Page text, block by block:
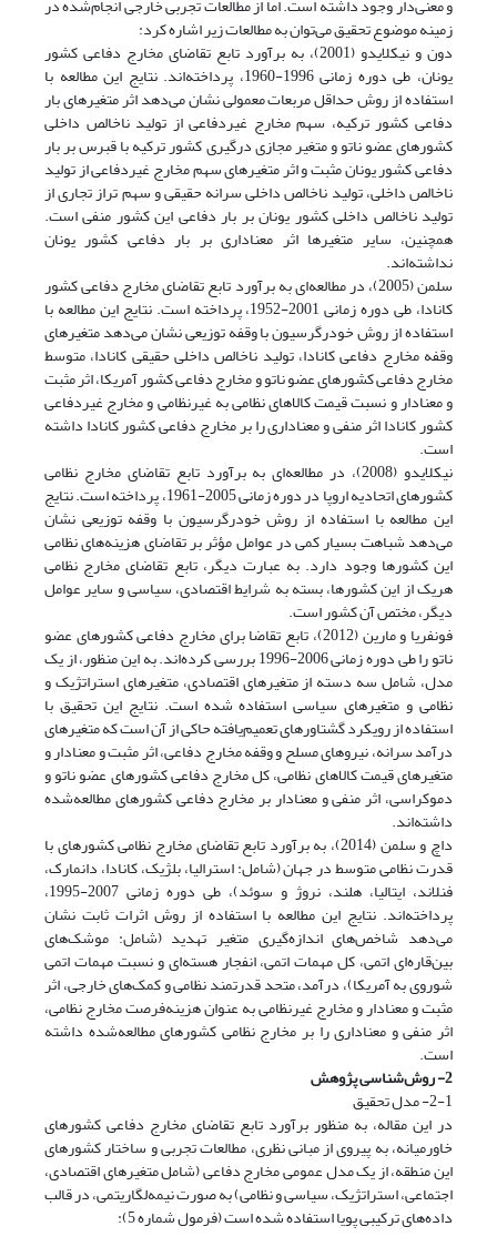
و معنی‌دار وجود داشته است. اما از مطالعات تجربی خارجی انجام‌شده در
زمینه موضوع تحقیق می‌توان به مطالعات زیر اشاره کرد:
دون و نیکلایدو (2001)، به برآورد تابع تقاضای مخارج دفاعی کشور
یونان، طی دوره زمانی 1996-1960، پرداخته‌اند. نتایج این مطالعه با
استفاده از روش حداقل مربعات معمولی نشان می‌دهد اثر متغیرهای بار
دفاعی کشور ترکیه، سهم مخارج غیردفاعی از تولید ناخالص داخلی
کشورهای عضو ناتو و متغیر مجازی درگیری کشور ترکیه با قبرس بر بار
دفاعی کشور یونان مثبت و اثر متغیرهای سهم مخارج غیردفاعی از تولید
ناخالص داخلی، تولید ناخالص داخلی سرانه حقیقی و سهم تراز تجاری از
تولید ناخالص داخلی کشور یونان بر بار دفاعی این کشور منفی است.
همچنین، سایر متغیرها اثر معناداری بر بار دفاعی کشور یونان
نداشته‌اند.
سلمن (2005)، در مطالعه‌ای به برآورد تابع تقاضای مخارج دفاعی کشور
کانادا، طی دوره زمانی 2001-1952، پرداخته است. نتایج این مطالعه با
استفاده از روش خود‌رگرسیون با وقفه توزیعی نشان می‌دهد متغیرهای
وقفه مخارج دفاعی کانادا، تولید ناخالص داخلی حقیقی کانادا، متوسط
مخارج دفاعی کشورهای عضو ناتو و مخارج دفاعی کشور آمریکا، اثر مثبت
و معنادار و نسبت قیمت کالاهای نظامی به غیرنظامی و مخارج غیردفاعی
کشور کانادا اثر منفی و معناداری را بر مخارج دفاعی کشور کانادا داشته
است.
نیکلایدو (2008)، در مطالعه‌ای به برآورد تابع تقاضای مخارج نظامی
کشورهای اتحادیه اروپا در دوره زمانی 2005-1961، پرداخته‌ است. نتایج
این مطالعه با استفاده از روش خود‌رگرسیون با وقفه توزیعی نشان
می‌دهد شباهت بسیار کمی در عوامل مؤثر بر تقاضای هزینه‌های نظامی
این کشورها وجود دارد. به عبارت دیگر، تابع تقاضای مخارج نظامی
هریک از این کشورها، بسته به شرایط اقتصادی، سیاسی و سایر عوامل
دیگر، مختص آن کشور است.
فونفریا و مارین (2012)، تابع تقاضا برای مخارج دفاعی کشورهای عضو
ناتو را طی دوره زمانی 2006-1996 بررسی کرده‌اند. به این منظور، از یک
مدل، شامل سه دسته از متغیرهای اقتصادی، متغیرهای استراتژیک و
نظامی و متغیرهای سیاسی استفاده شده است. نتایج این تحقیق با
استفاده از رویکرد گشتاورهای تعمیم‌یافته حاکی از آن است که متغیرهای
درآمد سرانه، نیروهای مسلح و وقفه مخارج دفاعی، اثر مثبت و معنادار و
متغیرهای قیمت کالاهای نظامی، کل مخارج دفاعی کشورهای عضو ناتو و
دموکراسی، اثر منفی و معنادار بر مخارج دفاعی کشورهای مطالعه‌شده
داشته‌اند.
داچ و سلمن (2014)، به برآورد تابع تقاضای مخارج نظامی کشورهای با
قدرت نظامی متوسط در جهان (شامل: استرالیا، بلژیک، کانادا، دانمارک،
فنلاند، ایتالیا، هلند، نروژ و سوئد)، طی دوره زمانی 2007-1995،
پرداخته‌اند. نتایج این مطالعه با استفاده از روش اثرات ثابت نشان
می‌دهد شاخص‌های اندازه‌گیری متغیر تهدید (شامل: موشک‌های
بین‌قاره‌ای اتمی، کل مهمات اتمی، انفجار هسته‌ای و نسبت مهمات اتمی
شوروی به آمریکا)، درآمد، متحد قدرتمند نظامی و کمک‌های خارجی، اثر
مثبت و معنادار و مخارج غیرنظامی به عنوان هزینه‌فرصت مخارج نظامی،
اثر منفی و معناداری را بر مخارج نظامی کشورهای مطالعه‌شده داشته
است.
2- روش‌شناسی پژوهش
2-1- مدل تحقیق
در این مقاله، به منظور برآورد تابع تقاضای مخارج دفاعی کشورهای
خاورمیانه، به ‌پیروی از مبانی نظری، مطالعات تجربی و ساختار کشورهای
این منطقه، از یک مدل عمومی مخارج دفاعی (شامل متغیرهای اقتصادی،
اجتماعی، استراتژیک، سیاسی و نظامی) به صورت نیمه‌لگاریتمی، در قالب
داده‌های ترکیبی پویا استفاده شده است (فرمول شماره 5):